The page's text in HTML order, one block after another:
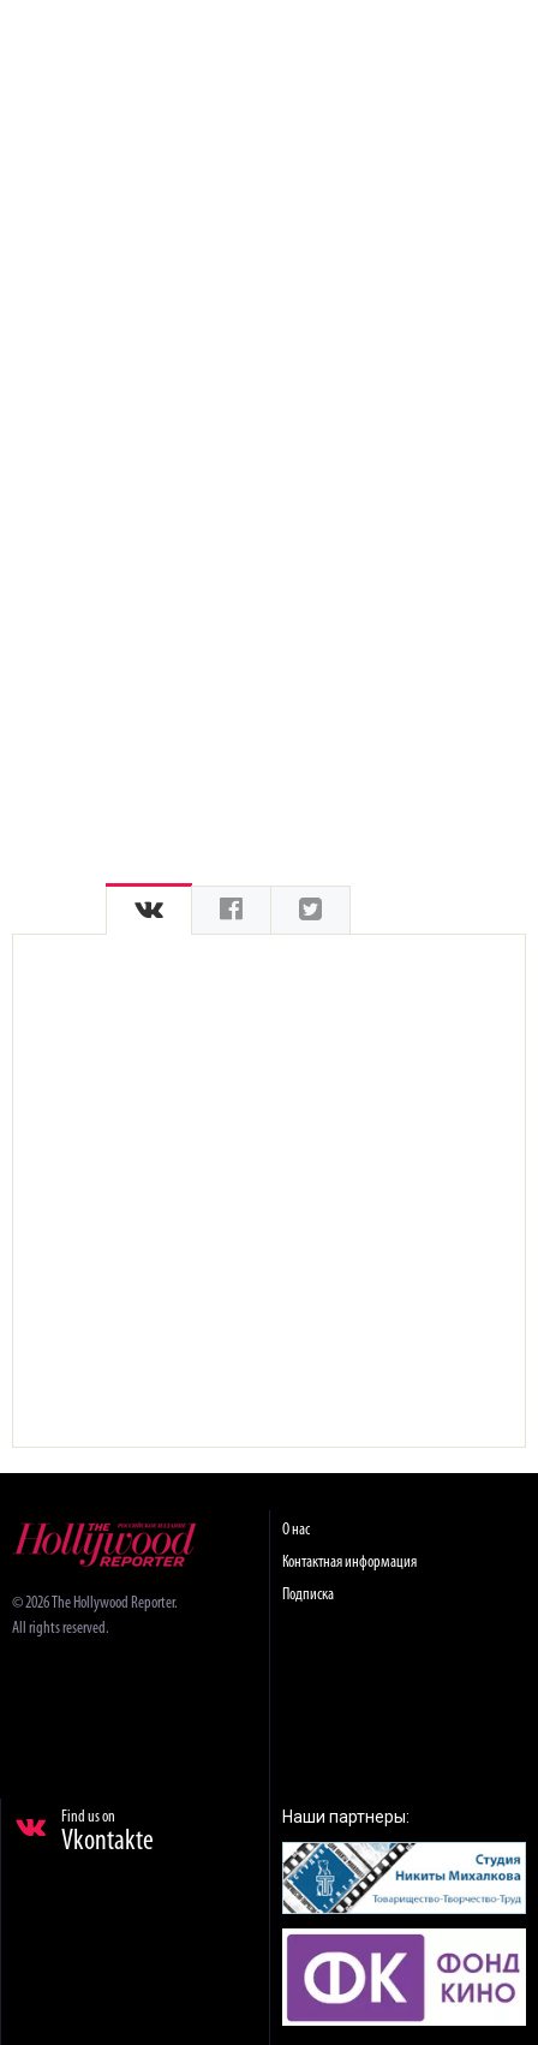
© 2026 The Hollywood Reporter.
All rights reserved.
О нас
Контактная информация
Подписка
Find us on
Vkontakte
Наши партнеры: